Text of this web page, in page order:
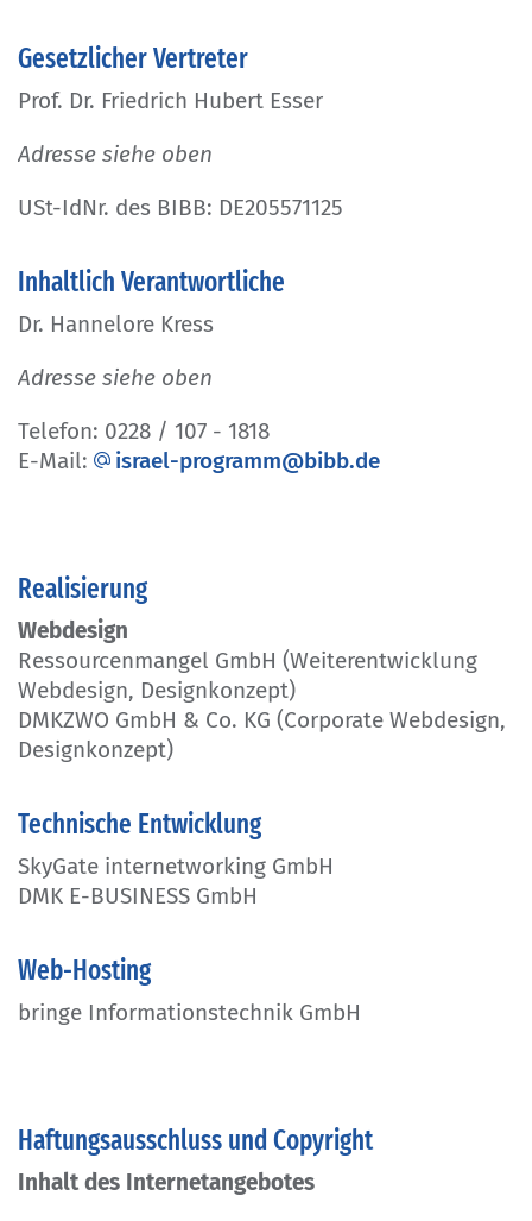
Gesetzlicher Vertreter
Prof. Dr. Friedrich Hubert Esser
Adresse siehe oben
USt-IdNr. des BIBB: DE205571125
Inhaltlich Verantwortliche
Dr. Hannelore Kress
Adresse siehe oben
Telefon: 0228 / 107 - 1818
E-Mail:
israel-programm@bibb.de
Realisierung
Webdesign
Ressourcenmangel GmbH (Weiterentwicklung
Webdesign, Designkonzept)
DMKZWO GmbH & Co. KG (Corporate Webdesign,
Designkonzept)
Technische Entwicklung
SkyGate internetworking GmbH
DMK E-BUSINESS GmbH
Web-Hosting
bringe Informationstechnik GmbH
Haftungsausschluss und Copyright
Inhalt des Internetangebotes